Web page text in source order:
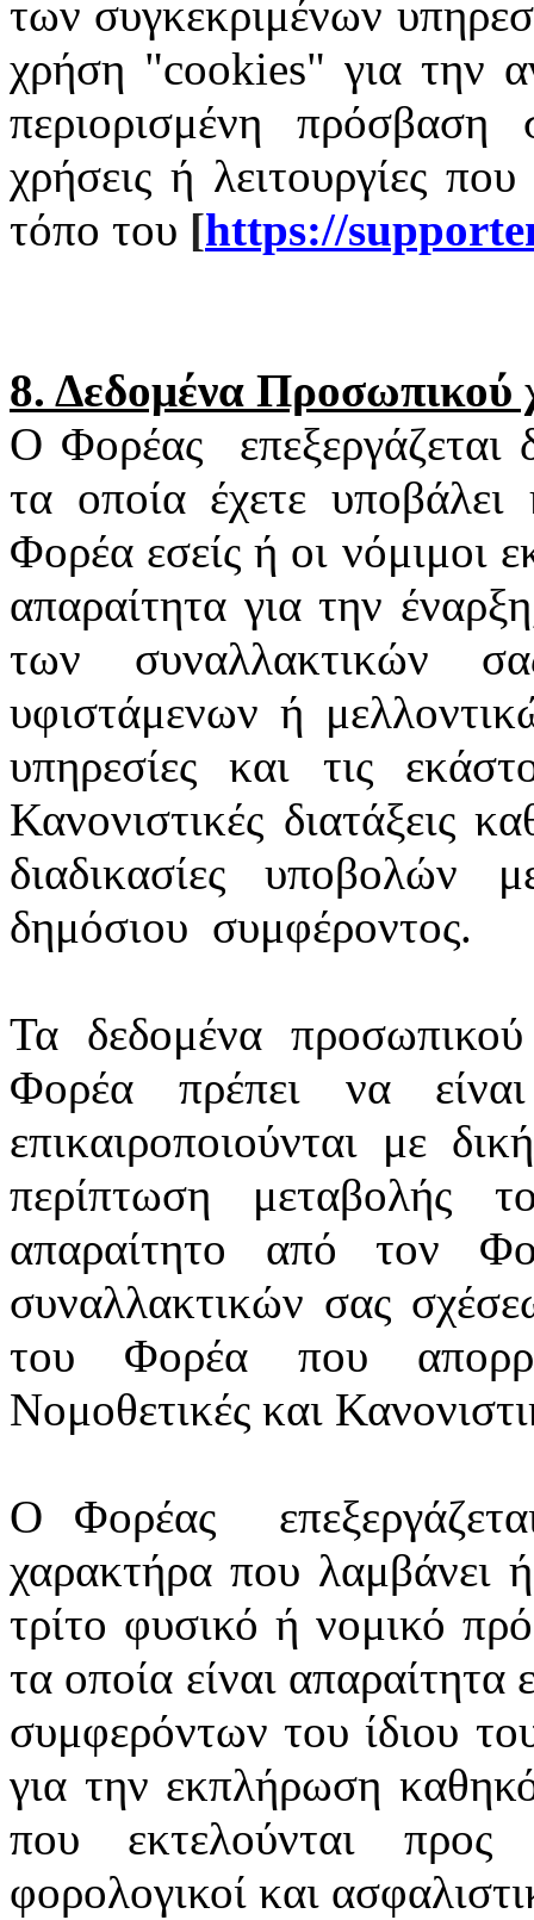
των συγκεκριμένων
χρήση "cookies" για την
περιορισμένη πρόσβαση
χρήσεις ή λειτουργίες
τόπο του [https://
8. Δεδομένα Προσωπικού
Ο Φορέας
τα οποία έχετε
Φορέα εσείς ή οι νόμιμοι
απαραίτητα για την
των συναλλακτικών
υφιστάμενων ή
υπηρεσίες και τις
Κανονιστικές διατάξεις
διαδικασίες
δημόσιου συμφέροντος.
Τα δεδομένα
Φορέα πρέπει να
επικαιροποιούνται με
περίπτωση μεταβολής
απαραίτητο από τον
συναλλακτικών σας
του Φορέα που
Νομοθετικές και
Ο Φορέας
χαρακτήρα που λαμβάνει
τρίτο φυσικό ή νομικό
τα οποία είναι απαραίτητα
συμφερόντων του ίδιου
για την εκπλήρωση
που εκτελούνται
φορολογικοί και